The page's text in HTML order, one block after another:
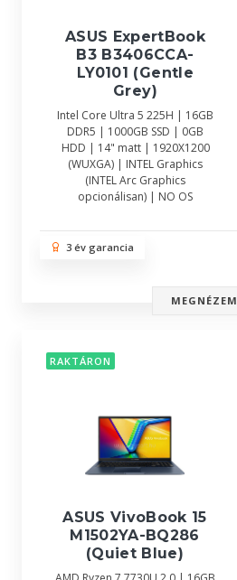
ASUS ExpertBook
B3 B3406CCA-
LY0101 (Gentle
Grey)
Intel Core Ultra 5 225H | 16GB
DDR5 | 1000GB SSD | 0GB
HDD | 14" matt | 1920X1200
(WUXGA) | INTEL Graphics
(INTEL Arc Graphics
opcionálisan) | NO OS
3 év garancia
MEGNÉZEM
RAKTÁRON
ASUS VivoBook 15
M1502YA-BQ286
(Quiet Blue)